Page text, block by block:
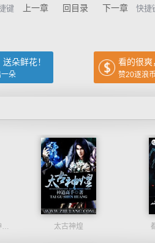
键 上一章 回目录 下一章 快捷
朵鲜花！
朵
看的很爽
赞20逐浪
豪门战神：我既王（又名战神归来不败神婿修罗战神） 太古神煌